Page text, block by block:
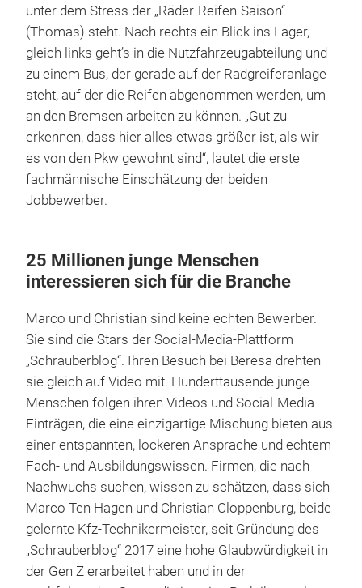
unter dem Stress der „Räder-Reifen-Saison“
(Thomas) steht. Nach rechts ein Blick ins Lager,
gleich links geht’s in die Nutzfahrzeugabteilung und
zu einem Bus, der gerade auf der Radgreiferanlage
steht, auf der die Reifen abgenommen werden, um
an den Bremsen arbeiten zu können. „Gut zu
erkennen, dass hier alles etwas größer ist, als wir
es von den Pkw gewohnt sind“, lautet die erste
fachmännische Einschätzung der beiden
Jobbewerber.
25 Millionen junge Menschen
interessieren sich für die Branche
Marco und Christian sind keine echten Bewerber.
Sie sind die Stars der Social-Media-Plattform
„Schrauberblog“. Ihren Besuch bei Beresa drehten
sie gleich auf Video mit. Hunderttausende junge
Menschen folgen ihren Videos und Social-Media-
Einträgen, die eine einzigartige Mischung bieten aus
einer entspannten, lockeren Ansprache und echtem
Fach- und Ausbildungswissen. Firmen, die nach
Nachwuchs suchen, wissen zu schätzen, dass sich
Marco Ten Hagen und Christian Cloppenburg, beide
gelernte Kfz-Technikermeister, seit Gründung des
„Schrauberblog“ 2017 eine hohe Glaubwürdigkeit in
der Gen Z erarbeitet haben und in der